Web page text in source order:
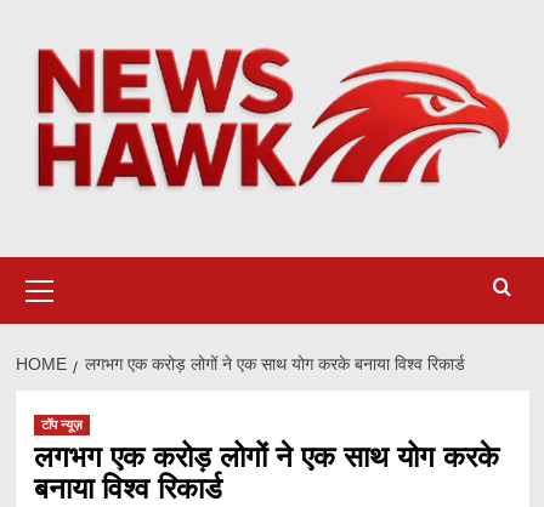
content
Menu
HOME लगभग एक करोड़ लोगों ने एक साथ योग करके बनाया विश्व रिकार्ड
टॉप न्यूज़
लगभग एक करोड़ लोगों ने एक साथ योग करके
बनाया विश्व रिकार्ड